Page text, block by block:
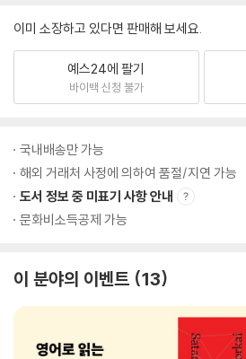
이미 소장하고 있다면 판매해 보세요.
예스24에 팔기
바이백 신청 불가
국내배송만 가능
해외 거래처 사정에 의하여 품절/지연 가능
도서 정보 중 미표기 사항 안내
문화비소득공제 가능
이 분야의 이벤트 13